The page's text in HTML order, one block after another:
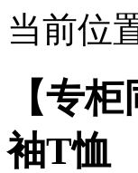
当前位
【专
袖T恤